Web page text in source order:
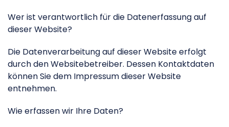
Wer ist verantwortlich für die Datenerfassung auf
dieser Website?
Die Datenverarbeitung auf dieser Website erfolgt
durch den Websitebetreiber. Dessen Kontaktdaten
können Sie dem Impressum dieser Website
entnehmen.
Wie erfassen wir Ihre Daten?